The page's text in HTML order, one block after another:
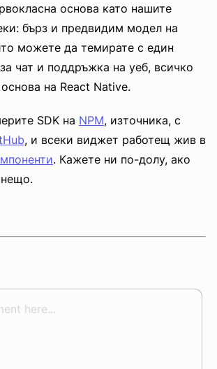
основа като нашите
бърз и предвидим модел на
можете да темирате с един
чат и поддръжка на уеб, всичко
на React Native.
SDK на NPM, източника, с
, и всеки виджет работещ жив в
. Кажете ни по-долу, ако
нещо.